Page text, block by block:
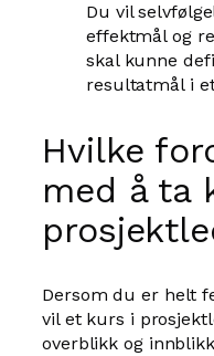
Du vil
effektmål og
skal kunne
resultatmål i
Hvilke
med å ta
Dersom du er helt
vil et kurs i
overblikk og